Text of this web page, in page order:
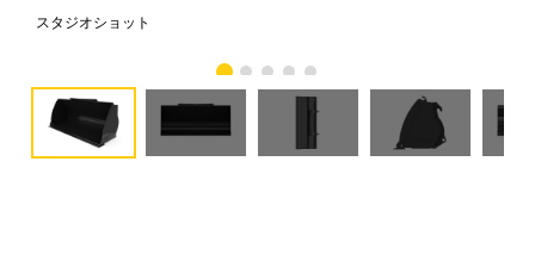
スタジオショット